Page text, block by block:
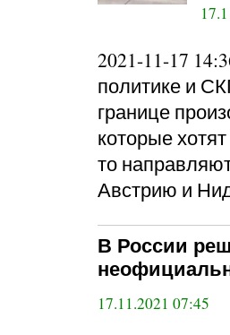
2021-11-17
политике и
границе
которые
то
Австрию и
В России
17.11.2021 07:45